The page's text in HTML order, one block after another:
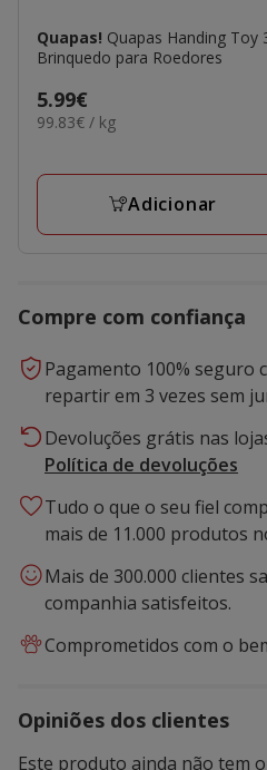
Quapas! Quapas Handing Toy
Brinquedo para Roedores
Preço
5.99€
5.99€
99.83€
99.83€ / kg
Adicionar
Compre com confiança
Pagamento 100% seguro
repartir em 3 vezes sem
Devoluções grátis nas
Política de devoluções
Tudo o que o seu fiel
mais de 11.000 produtos
Mais de 300.000 clientes
companhia satisfeitos.
Comprometidos com o
Opiniões dos clientes
Este produto ainda não tem